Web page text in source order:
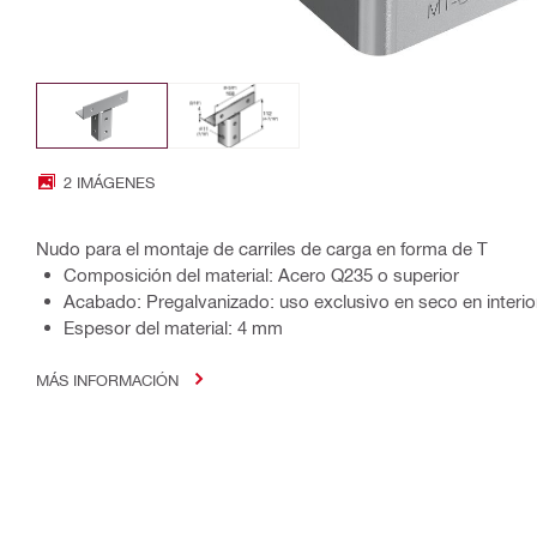
2 IMÁGENES
Nudo para el montaje de carriles de carga en forma de T
Composición del material: Acero Q235 o superior
Acabado: Pregalvanizado: uso exclusivo en seco en
Espesor del material: 4 mm
MÁS INFORMACIÓN